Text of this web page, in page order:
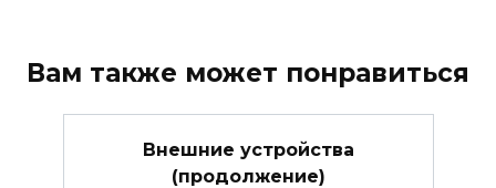
Вам также может понравиться
Внешние устройства
(продолжение)